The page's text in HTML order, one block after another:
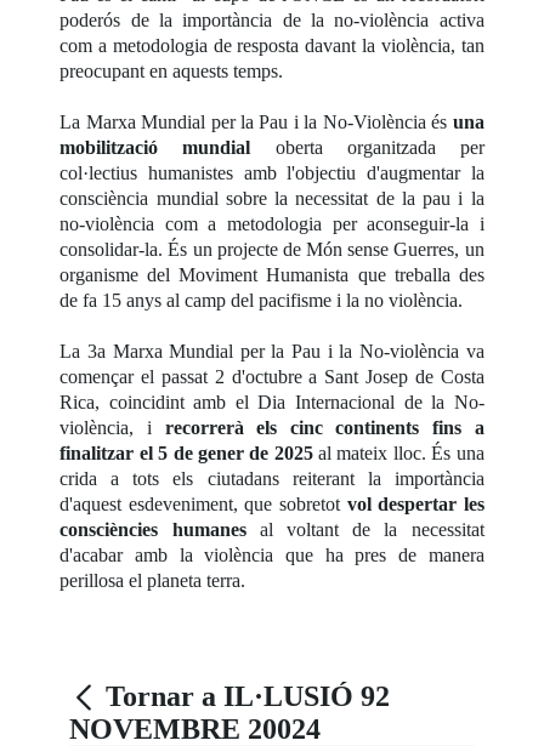
poderós de la importància de la no-violència activa
com a metodologia de resposta davant la violència, tan
preocupant en aquests temps.
La Marxa Mundial per la Pau i la No-Violència és una
mobilització mundial oberta organitzada per
col·lectius humanistes amb l'objectiu d'augmentar la
consciència mundial sobre la necessitat de la pau i la
no-violència com a metodologia per aconseguir-la i
consolidar-la. És un projecte de Món sense Guerres, un
organisme del Moviment Humanista que treballa des
de fa 15 anys al camp del pacifisme i la no violència.
La 3a Marxa Mundial per la Pau i la No-violència va
començar el passat 2 d'octubre a Sant Josep de Costa
Rica, coincidint amb el Dia Internacional de la No-
violència, i recorrerà els cinc continents fins a
finalitzar el 5 de gener de 2025al mateix lloc. És una
crida a tots els ciutadans reiterant la importància
d'aquest esdeveniment, que sobretot vol despertar les
consciències humanesal voltant de la necessitat
d'acabar amb la violència que ha pres de manera
perillosa el planeta terra.
Tornar a IL·LUSIÓ 92
NOVEMBRE 20024